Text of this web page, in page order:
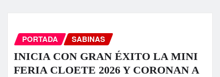
PORTADA SABINAS
INICIA CON GRAN ÉXITO LA MINI
FERIA CLOETE 2026 Y CORONAN A